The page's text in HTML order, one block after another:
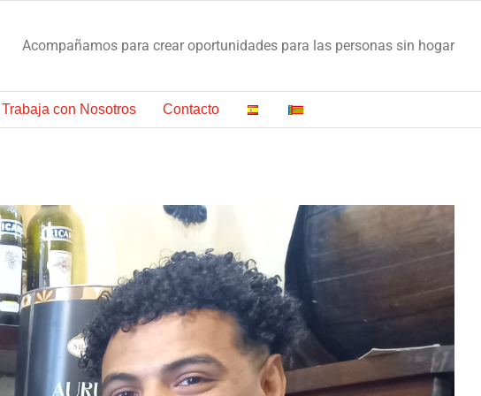
Acompañamos para crear oportunidades para las personas sin hogar
Trabaja con Nosotros Contacto